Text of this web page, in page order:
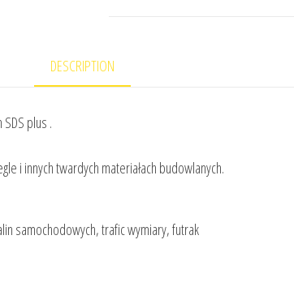
DESCRIPTION
plus .
i innych twardych materiałach budowlanych.
samochodowych, trafic wymiary, futrak